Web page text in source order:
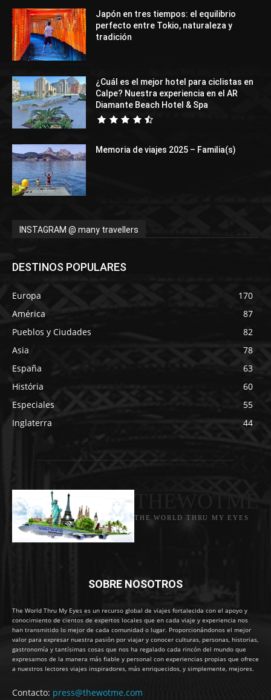
Japón en tres tiempos: el equilibrio
perfecto entre Tokio, naturaleza y
tradición
¿Cuál es el mejor hotel para ciclistas en
Calpe? Nuestra experiencia en el AR
Diamante Beach Hotel & Spa
Memoria de viajes 2025 – Familia(s)
INSTAGRAM @ many travellers
DESTINOS POPULARES
Europa
170
América
87
Pueblos y Ciudades
82
Asia
78
España
63
História
60
Especiales
55
Inglaterra
44
THE WORLD THRU MY EYES
SOBRE NOSOTROS
The World Thru My Eyes es un recurso global de viajes fortalecida con el apoyo y
conocimiento de cientos de expertos locales que en cada viaje y experiencia nos
han transmitido lo mejor de cada comunidad o lugar. Proporcionándonos el mejor
valor para expresar nuestra pasión por viajar y conocer culturas, personas, historias,
gastronomía y tantísimas cosas que nos ha regalado cada rincón del mundo que
expresamos de la manera más fiable y personal con experiencias propias que ofrece
a nuestros lectores viajes inspiradores, más enriquecidos, y simplemente, mejores.
Contacto: press@thewotme.com